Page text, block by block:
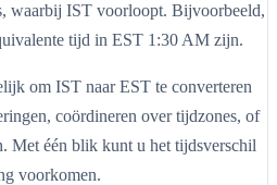
waarbij IST voorloopt. Bijvoorbeeld,
tijd in EST 1:30 AM zijn.
om IST naar EST te converteren
coördineren over tijdzones, of
Met één blik kunt u het tijdsverschil
voorkomen.